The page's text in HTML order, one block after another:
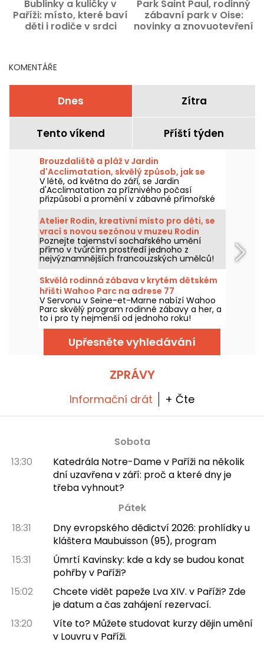
Bublinky a kuličky v
Paříži: místo, které baví
děti i rodiče v srdci
Park Saint Paul, rodinný
zábavní park v Oise:
novinky a znovuotevření
KOMENTÁŘE
Dnes Zítra
Tento víkend Příští týden
Brouzdaliště a pláž v Jardin
d'Acclimatation, skvělý způsob, jak se
ochladit.
V létě, od května do září, se Jardin
d'Acclimatation za příznivého počasí
přizpůsobí a promění v zábavné přímořské
letovisko. Přijďte si užít vodní radovánky a
relaxaci v srdci Paříže. Na lehátkách si zde
odpočinou děti i dospělí.
Atelier Rodin, kreativní místo pro děti, se
vrací s novou sezónou v muzeu Rodin
Poznejte tajemství sochařského umění
přímo v tvůrčím prostředí jednoho z
nejvýznamnějších francouzských umělců!
Od 11. dubna do 6. září 2026 vás muzeum
Rodin zve do svého Ateliéru Rodin, kde malé
zvědavce seznámí se světem sochařství.
Přijďte objevit novinky letošní sezóny 2026.
Skvělá rodinná zábava v krytém dětském
hřišti Wahoo Parc na adrese 77
V Servonu v Seine-et-Marne nabízí Wahoo
Parc skvělý program rodinné zábavy a her, a
to i pro ty nejmenší od jednoho roku!
Program zahrnuje neuvěřitelný hrací koutek
s trampolínami, skluzavkami a dokonce i
sopkou, na kterou se dá vylézt.
Upřesněte vyhledávání
ZPRÁVY
Informační drát + Čte
Sobota
13:30
Katedrála Notre-Dame v Paříži na několik
dní uzavřena v září: proč a které dny je
třeba vyhnout?
Pátek
18:31
Dny evropského dědictví 2026: prohlídky u
kláštera Maubuisson (95), program
15:31
Úmrtí Kavinsky: kde a kdy se budou konat
pohřby v Paříži?
15:02
Chcete vidět papeže Lva XIV. v Paříži? Zde
je datum a čas zahájení rezervací.
13:20
Víte to? Můžete studovat kurzy dějin umění
v Louvru v Paříži.